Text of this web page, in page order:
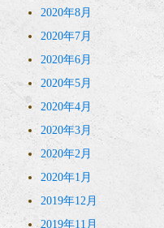
2020年8月
2020年7月
2020年6月
2020年5月
2020年4月
2020年3月
2020年2月
2020年1月
2019年12月
2019年11月